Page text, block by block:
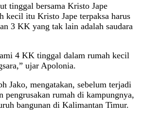
tinggal bersama Kristo Jape
kecil itu Kristo Jape terpaksa harus
3 KK yang tak lain adalah saudara
4 KK tinggal dalam rumah kecil
ujar Apolonia.
Jako, mengatakan, sebelum terjadi
pengrusakan rumah di kampungnya,
bangunan di Kalimantan Timur.